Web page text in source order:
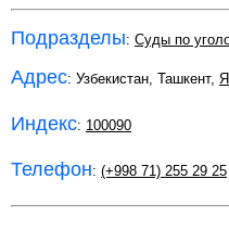
Подразделы: Суды по
Адрес: Узбекистан, Ташкент,
Индекс: 100090
Телефон: (+998 71) 255 29 25